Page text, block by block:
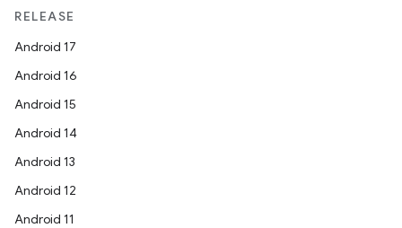
RELEASE
Android 17
Android 16
Android 15
Android 14
Android 13
Android 12
Android 11